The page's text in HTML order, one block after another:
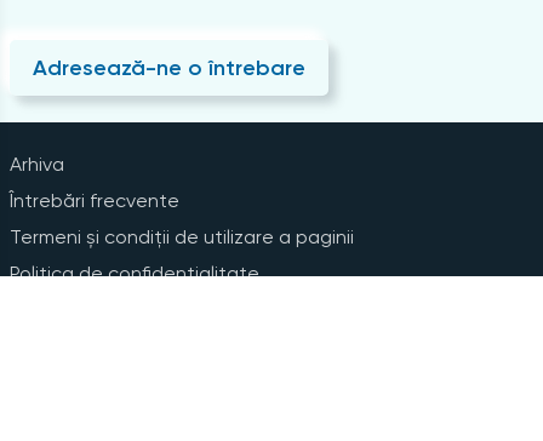
Adresează-ne o întrebare
Arhiva
Întrebări frecvente
Termeni și condiții de utilizare a paginii
Politica de confidențialitate